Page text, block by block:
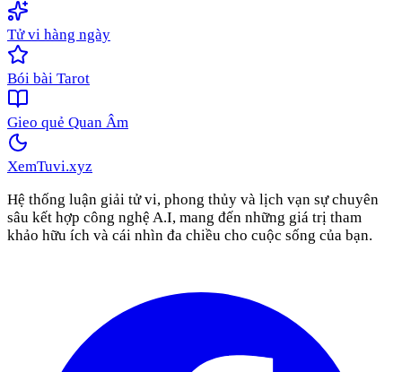
Tử vi hàng ngày
Bói bài Tarot
Gieo quẻ Quan Âm
XemTuvi.xyz
Hệ thống luận giải tử vi, phong thủy và lịch vạn sự chuyên
sâu kết hợp công nghệ A.I, mang đến những giá trị tham
khảo hữu ích và cái nhìn đa chiều cho cuộc sống của bạn.